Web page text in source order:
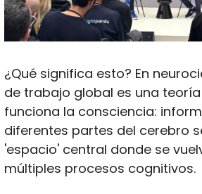
¿Qué significa esto? En
de trabajo global es una
funciona la consciencia:
diferentes partes del cerebro
'espacio' central donde se
múltiples procesos cognitivos.